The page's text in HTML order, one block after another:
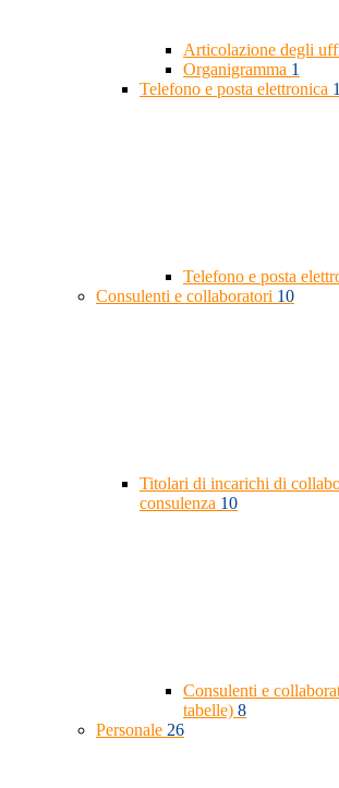
Articolazione degli
Organigramma 1
Telefono e posta elettronica 1
Telefono e posta
Consulenti e collaboratori 10
Titolari di incarichi di
consulenza 10
Consulenti e
tabelle) 8
Personale 26